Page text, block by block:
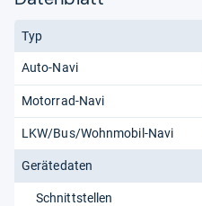
Typ
Auto-Navi
Motorrad-Navi
LKW/Bus/Wohnmobil-Navi
Gerätedaten
Schnittstellen